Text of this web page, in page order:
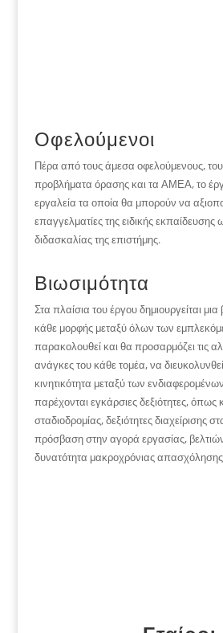
Οφελούμενοι
Πέρα από τους άμεσα οφελούμενους,
προβλήματα όρασης και τα ΑΜΕΑ, το
εργαλεία τα οποία θα μπορούν να
επαγγελματίες της ειδικής
διδασκαλίας της επιστήμης.
Βιωσιμότητα
Στα πλαίσια του έργου δημιουργείται
κάθε μορφής μεταξύ όλων των
παρακολουθεί και θα προσαρμόζει τις
ανάγκες του κάθε τομέα, να
κινητικότητα μεταξύ των
παρέχονται εγκάρσιες δεξιότητες,
σταδιοδρομίας, δεξιότητες διαχείρισης
πρόσβαση στην αγορά εργασίας,
δυνατότητα μακροχρόνιας